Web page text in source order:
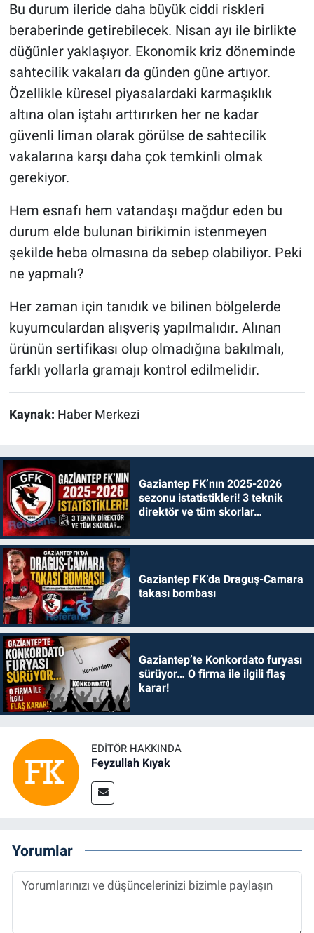
Bu durum ileride daha büyük ciddi riskleri
beraberinde getirebilecek. Nisan ayı ile birlikte
düğünler yaklaşıyor. Ekonomik kriz döneminde
sahtecilik vakaları da günden güne artıyor.
Özellikle küresel piyasalardaki karmaşıklık
altına olan iştahı arttırırken her ne kadar
güvenli liman olarak görülse de sahtecilik
vakalarına karşı daha çok temkinli olmak
gerekiyor.
Hem esnafı hem vatandaşı mağdur eden bu
durum elde bulunan birikimin istenmeyen
şekilde heba olmasına da sebep olabiliyor. Peki
ne yapmalı?
Her zaman için tanıdık ve bilinen bölgelerde
kuyumculardan alışveriş yapılmalıdır. Alınan
ürünün sertifikası olup olmadığına bakılmalı,
farklı yollarla gramajı kontrol edilmelidir.
Kaynak: Haber Merkezi
Gaziantep FK’nın 2025-2026
sezonu istatistikleri! 3 teknik
direktör ve tüm skorlar…
Gaziantep FK’da Draguş-Camara
takası bombası
Gaziantep’te Konkordato furyası
sürüyor… O firma ile ilgili flaş
karar!
EDITÖR HAKKINDA
Feyzullah Kıyak
Yorumlar